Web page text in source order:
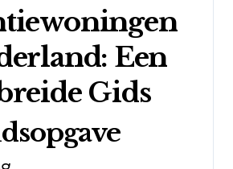
Een
Gids